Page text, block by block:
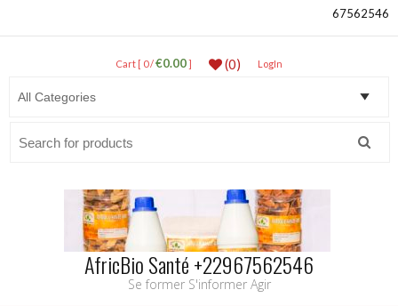
67562546
Cart [ 0 /€0.00] (0) LogIn
AfricBio Santé +22967562546
Se former S'informer Agir